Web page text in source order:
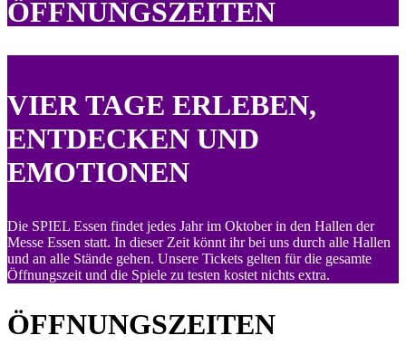
ÖFFNUNGSZEITEN
VIER TAGE ERLEBEN,
ENTDECKEN UND
EMOTIONEN
Die SPIEL Essen findet jedes Jahr im Oktober in den Hallen der
Messe Essen statt. In dieser Zeit könnt ihr bei uns durch alle Hallen
und an alle Stände gehen. Unsere Tickets gelten für die gesamte
Öffnungszeit und die Spiele zu testen kostet nichts extra.
ÖFFNUNGSZEITEN